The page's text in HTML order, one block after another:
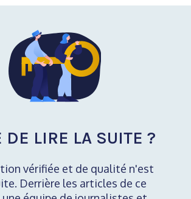
DE LIRE LA SUITE ?
vérifiée et de qualité n'est
Derrière les articles de ce